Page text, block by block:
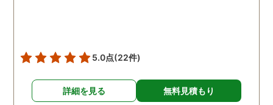
5.0点(22件)
詳細を見る 無料見積もり